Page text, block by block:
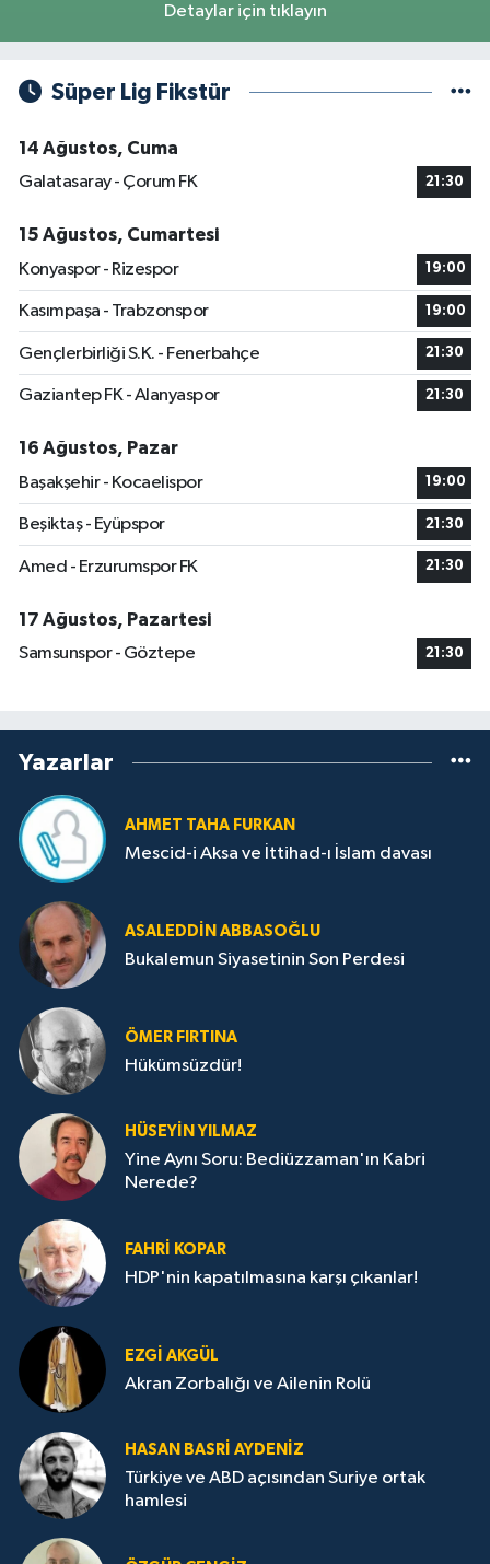
Detaylar için tıklayın
Süper Lig Fikstür
14 Ağustos, Cuma
Galatasaray - Çorum FK
21:30
15 Ağustos, Cumartesi
Konyaspor - Rizespor
19:00
Kasımpaşa - Trabzonspor 19:00
Gençlerbirliği S.K. - Fenerbahçe 21:30
Gaziantep FK - Alanyaspor 21:30
16 Ağustos, Pazar
Başakşehir - Kocaelispor
19:00
Beşiktaş - Eyüpspor 21:30
Amed - Erzurumspor FK 21:30
17 Ağustos, Pazartesi
Samsunspor - Göztepe
21:30
Yazarlar
AHMET TAHA FURKAN
Mescid-i Aksa ve İttihad-ı İslam davası
ASALEDDIN ABBASOĞLU
Bukalemun Siyasetinin Son Perdesi
ÖMER FIRTINA
Hükümsüzdür!
HÜSEYIN YILMAZ
Yine Aynı Soru: Bediüzzaman'ın Kabri
Nerede?
FAHRI KOPAR
HDP'nin kapatılmasına karşı çıkanlar!
EZGI AKGÜL
Akran Zorbalığı ve Ailenin Rolü
HASAN BASRI AYDENIZ
Türkiye ve ABD açısından Suriye ortak
hamlesi